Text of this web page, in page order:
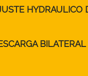
HYDRAULICO
BILATERAL